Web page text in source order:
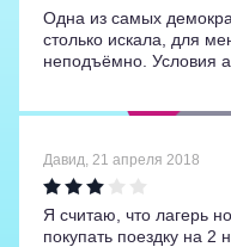
Одна из самых
столько искала, для
неподъёмно. Условия
Давид, 21 апреля 2018
Я считаю, что лагерь
покупать поездку на 2